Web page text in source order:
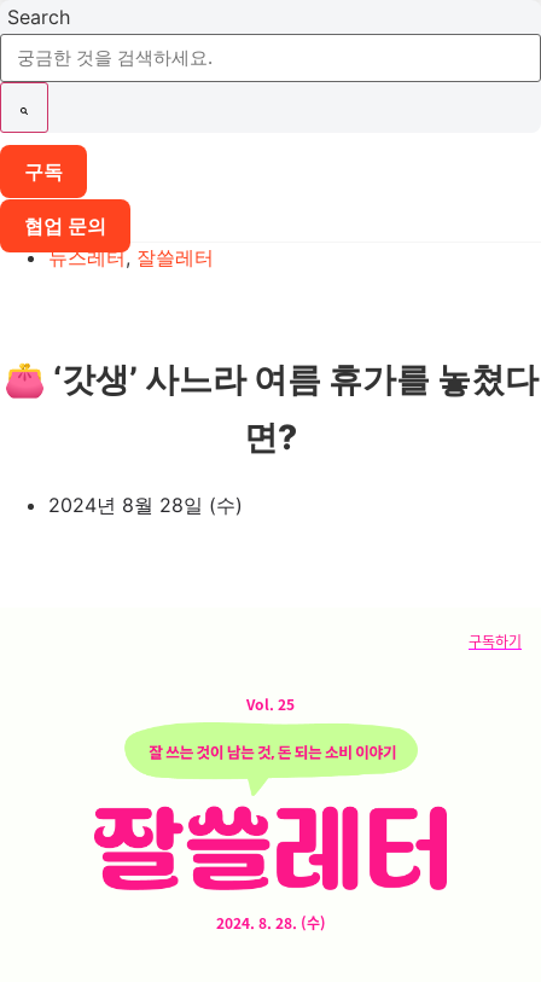
Search
구독
협업 문의
뉴스레터, 잘쓸레터
👛 ‘갓생’ 사느라 여름 휴가를 놓쳤다
면?
2024년 8월 28일 (수)
구독하기
Vol. 25
2024. 8. 28. (수)